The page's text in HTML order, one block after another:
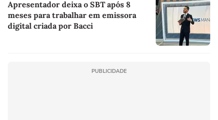
Apresentador deixa o SBT após 8
meses para trabalhar em emissora
digital criada por Bacci
PUBLICIDADE